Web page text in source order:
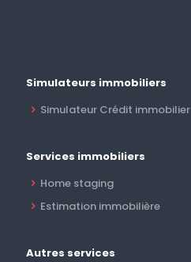
Simulateurs immobiliers
Simulateur Crédit immobilier
Services immobiliers
Home staging
Estimation immobilière
Autres services